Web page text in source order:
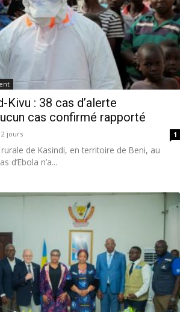
Kivu : 38 cas d’alerte
cas confirmé rapporté
jours 1
de Kasindi, en territoire de Beni, au
d’Ebola n’a...